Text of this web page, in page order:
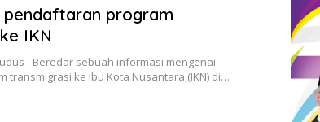
program
IKN
Beredar sebuah informasi mengenai
transmigrasi ke Ibu Kota Nusantara (IKN) di…